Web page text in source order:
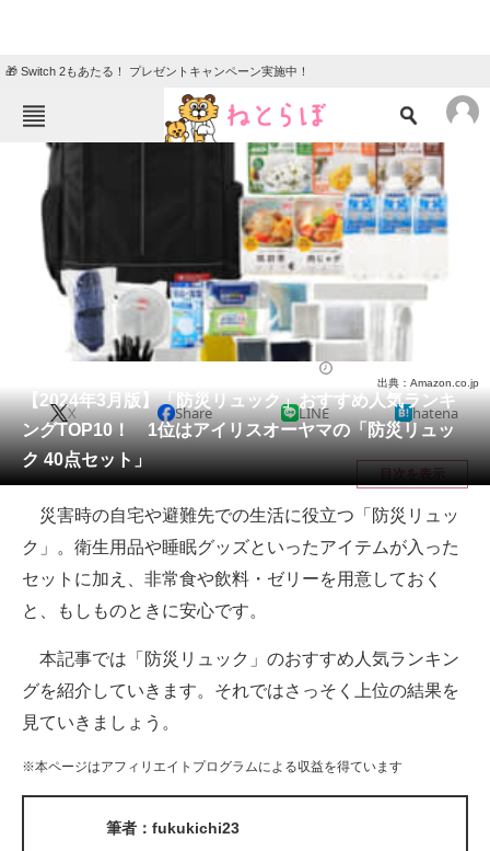
🎁 Switch 2もあたる！ プレゼントキャンペーン実施中！
ねとらぼメニュー
ニュース
エンタメ クイズ
グルメ 地域
教育・育児
リサーチ
会員記事
メディア
注目記事を集めた総合ページ
ITの今と未来を見通す
スマホと通信の最新トレンド
ビジネスと働き方のヒント
AI活用のいまが分かる
企業ITのトレンドを詳説
【2024年3月版】「防災リュック」おすすめ人気ランキ
ングTOP10！ 1位はアイリスオーヤマの「防災リュッ
ク 40点セット」
出典：Amazon.co.jp
X Share LINE hatena
目次を表示
災害時の自宅や避難先での生活に役立つ「防災リュッ
ク」。衛生用品や睡眠グッズといったアイテムが入った
セットに加え、非常食や飲料・ゼリーを用意しておく
と、もしものときに安心です。
本記事では「防災リュック」のおすすめ人気ランキン
グを紹介していきます。それではさっそく上位の結果を
見ていきましょう。
※本ページはアフィリエイトプログラムによる収益を得ています
筆者：fukukichi23